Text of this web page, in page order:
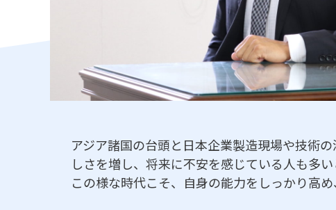
アジア諸国の台頭と日本企業製造現場や技術
しさを増し、将来に不安を感じている人も多い
この様な時代こそ、自身の能力をしっかり高